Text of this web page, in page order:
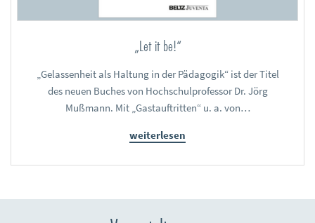
„Let it be!“
„Gelassenheit als Haltung in der Pädagogik“ ist der Titel
des neuen Buches von Hochschulprofessor Dr. Jörg
Mußmann. Mit „Gastauftritten“ u. a. von…
weiterlesen